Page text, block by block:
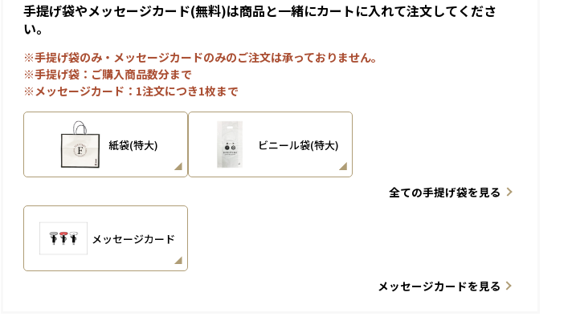
手提げ袋やメッセージカード(無料)は商品と一緒にカートに入れて注文してくださ
い。
※手提げ袋のみ・メッセージカードのみのご注文は承っておりません。
※手提げ袋：ご購入商品数分まで
※メッセージカード：1注文につき1枚まで
紙袋(特大) ビニール袋(特大)
全ての手提げ袋を見る
メッセージカード
メッセージカードを見る